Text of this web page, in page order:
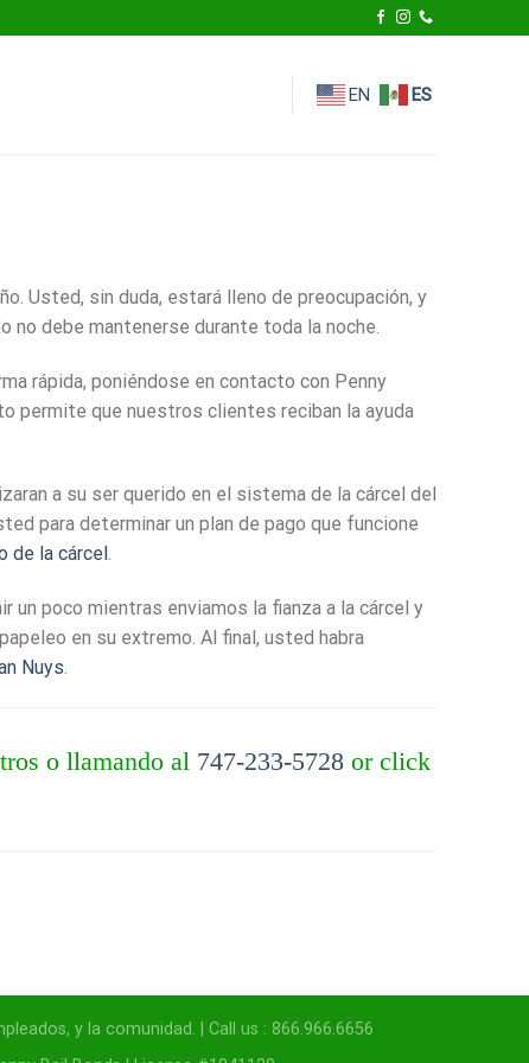
EN ES
Usted, sin duda, estará lleno de preocupación, y
debe mantenerse durante toda la noche.
rápida, poniéndose en contacto con Penny
permite que nuestros clientes reciban la ayuda
a su ser querido en el sistema de la cárcel del
para determinar un plan de pago que funcione
de la cárcel .
un poco mientras enviamos la fianza a la cárcel y
en su extremo. Al final, usted habra
Nuys.
o llamando al 747-233-5728or click
y la comunidad. | Call us : 866.966.6656